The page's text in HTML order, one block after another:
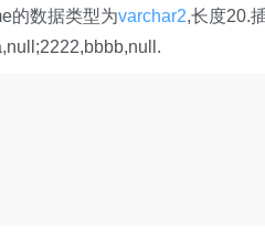
的数据类型为varchar2,长度20.